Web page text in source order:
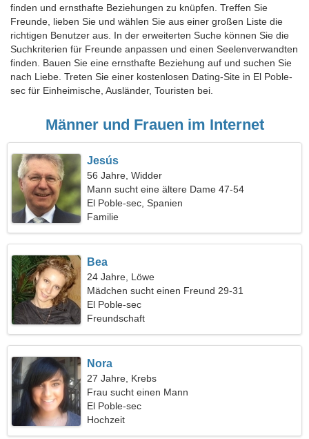
finden und ernsthafte Beziehungen zu knüpfen. Treffen Sie
Freunde, lieben Sie und wählen Sie aus einer großen Liste die
richtigen Benutzer aus. In der erweiterten Suche können Sie die
Suchkriterien für Freunde anpassen und einen Seelenverwandten
finden. Bauen Sie eine ernsthafte Beziehung auf und suchen Sie
nach Liebe. Treten Sie einer kostenlosen Dating-Site in El Poble-
sec für Einheimische, Ausländer, Touristen bei.
Männer und Frauen im Internet
Jesús
56 Jahre, Widder
Mann sucht eine ältere Dame 47-54
El Poble-sec, Spanien
Familie
Bea
24 Jahre, Löwe
Mädchen sucht einen Freund 29-31
El Poble-sec
Freundschaft
Nora
27 Jahre, Krebs
Frau sucht einen Mann
El Poble-sec
Hochzeit